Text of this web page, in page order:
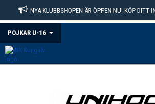
NYA KLUBBSHOPEN ÄR ÖPPEN NU! KÖP DITT
POJKAR U-16